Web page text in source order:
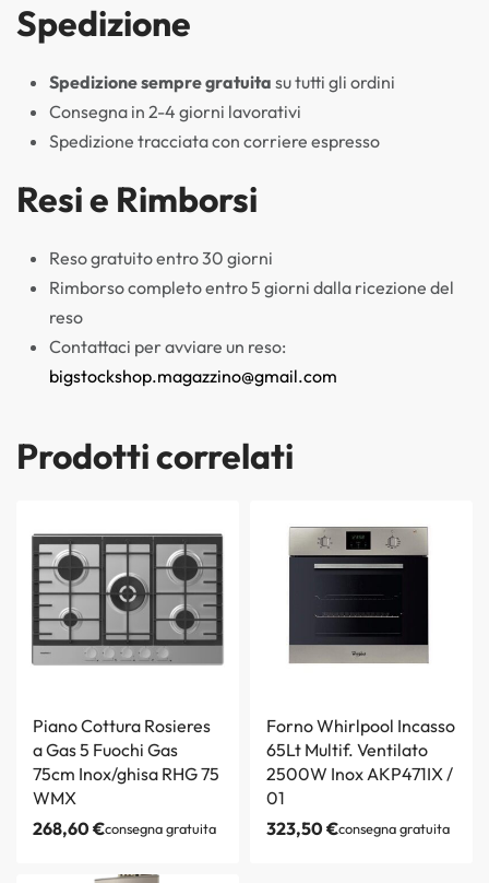
Spedizione
Spedizione sempre gratuita su tutti gli ordini
Consegna in 2-4 giorni lavorativi
Spedizione tracciata con corriere espresso
Resi e Rimborsi
Reso gratuito entro 30 giorni
Rimborso completo entro 5 giorni dalla ricezione del
reso
Contattaci per avviare un reso:
bigstockshop.magazzino@gmail.com
Prodotti correlati
Piano Cottura Rosieres
a Gas 5 Fuochi Gas
75cm Inox/ghisa RHG 75
WMX
268,60€consegna gratuita
Forno Whirlpool Incasso
65Lt Multif. Ventilato
2500W Inox AKP471IX /
01
323,50€consegna gratuita